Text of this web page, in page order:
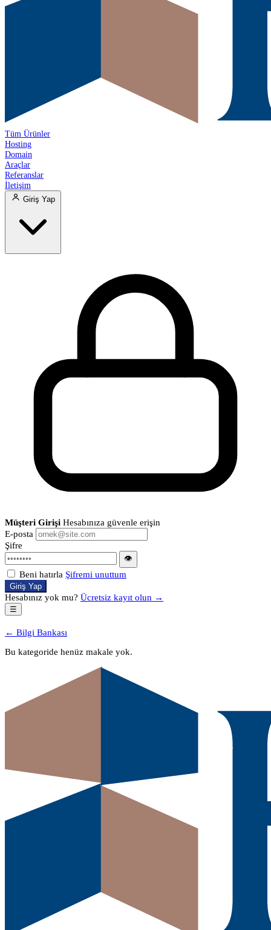
Tüm Ürünler
Hosting
Domain
Araçlar
Referanslar
İletişim
Giriş Yap
Müşteri Girişi Hesabınıza güvenle erişin
E-posta
Şifre
👁
Beni hatırla Şifremi unuttum
Giriş Yap
Hesabınız yok mu? Ücretsiz kayıt olun →
☰
← Bilgi Bankası
Bu kategoride henüz makale yok.